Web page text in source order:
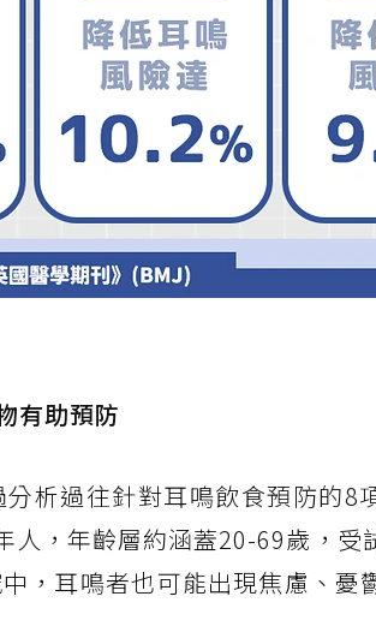
有助預防
析過往針對耳鳴飲食預防的8
，年齡層約涵蓋20-69歲，受
，耳鳴者也可能出現焦慮、憂